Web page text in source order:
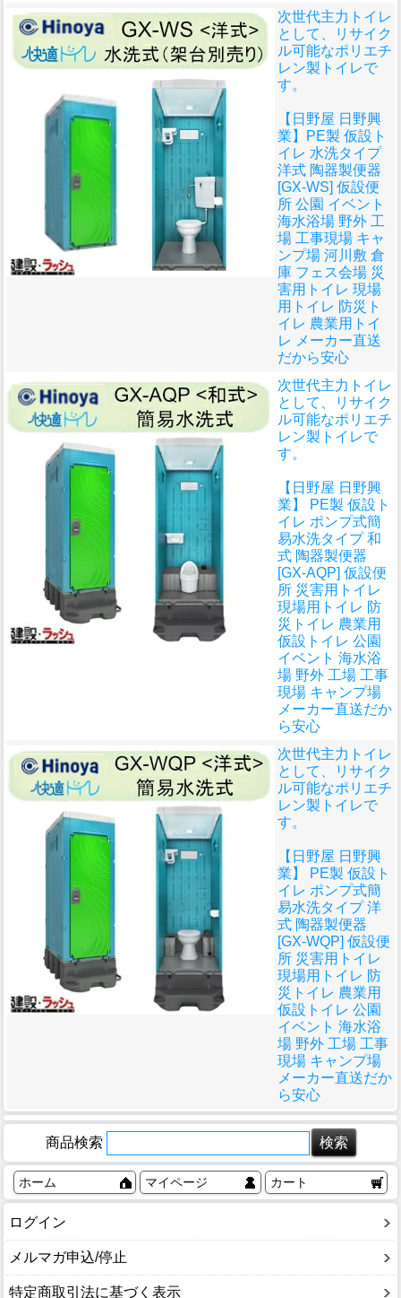
次世代主力トイレ
として、リサイク
ル可能なポリエチ
レン製トイレで
す。
【日野屋 日野興
業】PE製 仮設ト
イレ 水洗タイプ
洋式 陶器製便器
[GX-WS] 仮設便
所 公園 イベント
海水浴場 野外 工
場 工事現場 キャ
ンプ場 河川敷 倉
庫 フェス会場 災
害用トイレ 現場
用トイレ 防災ト
イレ 農業用トイ
レ メーカー直送
だから安心
次世代主力トイレ
として、リサイク
ル可能なポリエチ
レン製トイレで
す。
【日野屋 日野興
業】 PE製 仮設ト
イレ ポンプ式簡
易水洗タイプ 和
式 陶器製便器
[GX-AQP] 仮設便
所 災害用トイレ
現場用トイレ 防
災トイレ 農業用
仮設トイレ 公園
イベント 海水浴
場 野外 工場 工事
現場 キャンプ場
メーカー直送だか
ら安心
次世代主力トイレ
として、リサイク
ル可能なポリエチ
レン製トイレで
す。
【日野屋 日野興
業】 PE製 仮設ト
イレ ポンプ式簡
易水洗タイプ 洋
式 陶器製便器
[GX-WQP] 仮設便
所 災害用トイレ
現場用トイレ 防
災トイレ 農業用
仮設トイレ 公園
イベント 海水浴
場 野外 工場 工事
現場 キャンプ場
メーカー直送だか
ら安心
商品検索
ホーム マイページ カート
ログイン
メルマガ申込/停止
特定商取引法に基づく表示